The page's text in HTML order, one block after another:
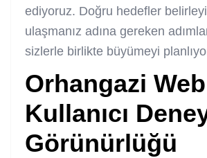
ediyoruz. Doğru hedefler
ulaşmanız adına gereken
sizlerle birlikte büyümeyi
Orhangazi
Kullanıcı
Görünürlüğü